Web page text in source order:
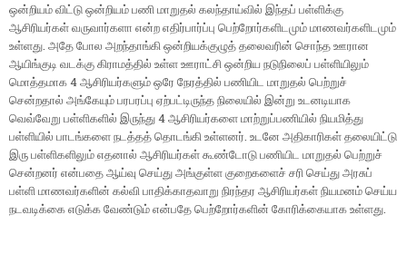
ஒன்றியம் விட்டு ஒன்றியம் பணி மாறுதல் கலந்தாய்வில் இந்தப் பள்ளிக்கு
ஆசிரியர்கள் வருவார்களா என்ற எதிர்பார்ப்பு பெற்றோர்களிடமும் மாணவர்களிடமும்
உள்ளது. அதே போல அறந்தாங்கி ஒன்றியக்குழுத் தலைவரின் சொந்த ஊரான
ஆயிங்குடி வடக்கு கிராமத்தில் உள்ள ஊராட்சி ஒன்றிய நடுநிலைப் பள்ளியிலும்
மொத்தமாக 4 ஆசிரியர்களும் ஒரே நேரத்தில் பணியிட மாறுதல் பெற்றுச்
சென்றதால் அங்கேயும் பரபரப்பு ஏற்பட்டிருந்த நிலையில் இன்று உடனடியாக
வெவ்வேறு பள்ளிகளில் இருந்து 4 ஆசிரியர்களை மாற்றுப்பணியில் நியமித்து
பள்ளியில் பாடங்களை நடத்தத் தொடங்கி உள்ளனர். உடனே அதிகாரிகள் தலையிட்டு
இரு பள்ளிகளிலும் எதனால் ஆசிரியர்கள் கூண்டோடு பணியிட மாறுதல் பெற்றுச்
சென்றனர் என்பதை ஆய்வு செய்து அங்குள்ள குறைகளைச் சரி செய்து அரசுப்
பள்ளி மாணவர்களின் கல்வி பாதிக்காதவாறு நிரந்தர ஆசிரியர்கள் நியமனம் செய்ய
நடவடிக்கை எடுக்க வேண்டும் என்பதே பெற்றோர்களின் கோரிக்கையாக உள்ளது.